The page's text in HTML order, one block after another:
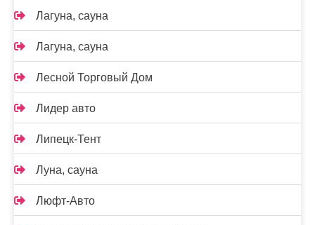
Лагуна, сауна
Лагуна, сауна
Лесной Торговый Дом
Лидер авто
Липецк-Тент
Луна, сауна
Люфт-Авто